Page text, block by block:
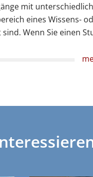
mit
eines Wissens-
Wenn Sie einen